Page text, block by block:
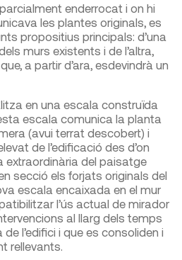
enderrocat i on hi
les plantes originals, es
propositius principals: d’una
murs existents i de l’altra,
a partir d’ara, esdevindrà un
en una escala construïda
escala comunica la planta
(avui terrat descobert) i
de l’edificació des d’on
extraordinària del paisatge
secció els forjats originals del
escala encaixada en el mur
l’ús actual de mirador
al llarg dels temps
l’edifici i que es consoliden i
rellevants.